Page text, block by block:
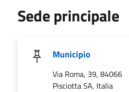
Sede principale
Municipio
Via Roma, 39, 84066
Pisciotta SA, Italia